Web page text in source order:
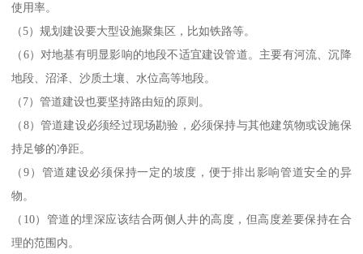
使用率。
（5）规划建设要大型设施聚集区，比如铁路等。
（6）对地基有明显影响的地段不适宜建设管道。主要有河流、沉降
地段、沼泽、沙质土壤、水位高等地段。
（7）管道建设也要坚持路由短的原则。
（8）管道建设必须经过现场勘验，必须保持与其他建筑物或设施保
持足够的净距。
（9）管道建设必须保持一定的坡度，便于排出影响管道安全的异
物。
（10）管道的埋深应该结合两侧人井的高度，但高度差要保持在合
理的范围内。